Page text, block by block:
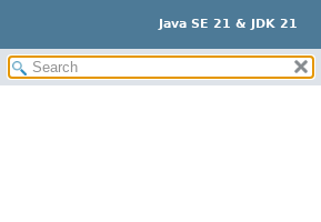
Java SE 21 & JDK 21